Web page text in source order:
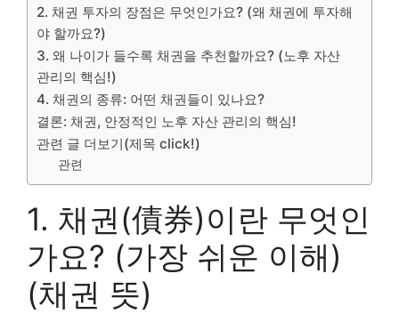
2. 채권 투자의 장점은 무엇인가요? (왜 채권에 투자해
야 할까요?)
3. 왜 나이가 들수록 채권을 추천할까요? (노후 자산
관리의 핵심!)
4. 채권의 종류: 어떤 채권들이 있나요?
결론: 채권, 안정적인 노후 자산 관리의 핵심!
관련 글 더보기(제목 click!)
관련
1. 채권(債券)이란 무엇인
가요? (가장 쉬운 이해)
(채권 뜻)